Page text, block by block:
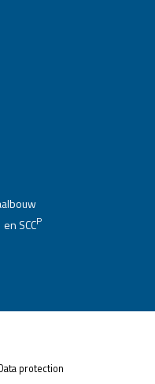
SCCP
protection